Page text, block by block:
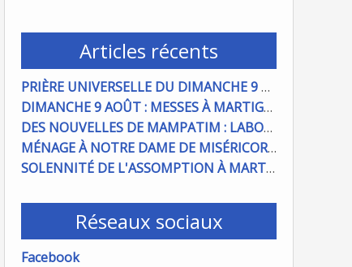
Articles récents
PRIÈRE UNIVERSELLE DU DIMANCHE 9 AOÜT
DIMANCHE 9 AOÛT : MESSES À MARTIGUES ET PORT DE BOUC
DES NOUVELLES DE MAMPATIM : LABOUR DU CHAMP PAROISSIAL
MÉNAGE À NOTRE DAME DE MISÉRICORDE : ON COMPTE SUR VOUS !
SOLENNITÉ DE L'ASSOMPTION À MARTIGUES ET PORT DE BOUC
Réseaux sociaux
Facebook